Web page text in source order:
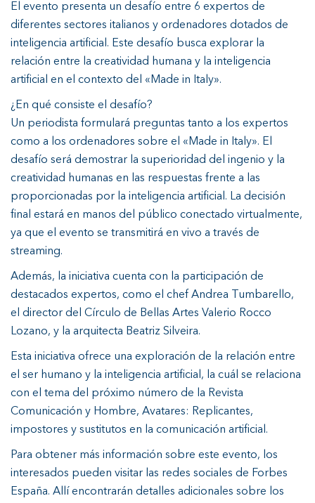
El evento presenta un desafío entre 6 expertos de
diferentes sectores italianos y ordenadores dotados de
inteligencia artificial. Este desafío busca explorar la
relación entre la creatividad humana y la inteligencia
artificial en el contexto del «Made in Italy».
¿En qué consiste el desafío?
Un periodista formulará preguntas tanto a los expertos
como a los ordenadores sobre el «Made in Italy». El
desafío será demostrar la superioridad del ingenio y la
creatividad humanas en las respuestas frente a las
proporcionadas por la inteligencia artificial. La decisión
final estará en manos del público conectado virtualmente,
ya que el evento se transmitirá en vivo a través de
streaming.
Además, la iniciativa cuenta con la participación de
destacados expertos, como el chef Andrea Tumbarello,
el director del Círculo de Bellas Artes Valerio Rocco
Lozano, y la arquitecta Beatriz Silveira.
Esta iniciativa ofrece una exploración de la relación entre
el ser humano y la inteligencia artificial, la cuál se relaciona
con el tema del próximo número de la Revista
Comunicación y Hombre, Avatares: Replicantes,
impostores y sustitutos en la comunicación artificial.
Para obtener más información sobre este evento, los
interesados pueden visitar las redes sociales de Forbes
España. Allí encontrarán detalles adicionales sobre los